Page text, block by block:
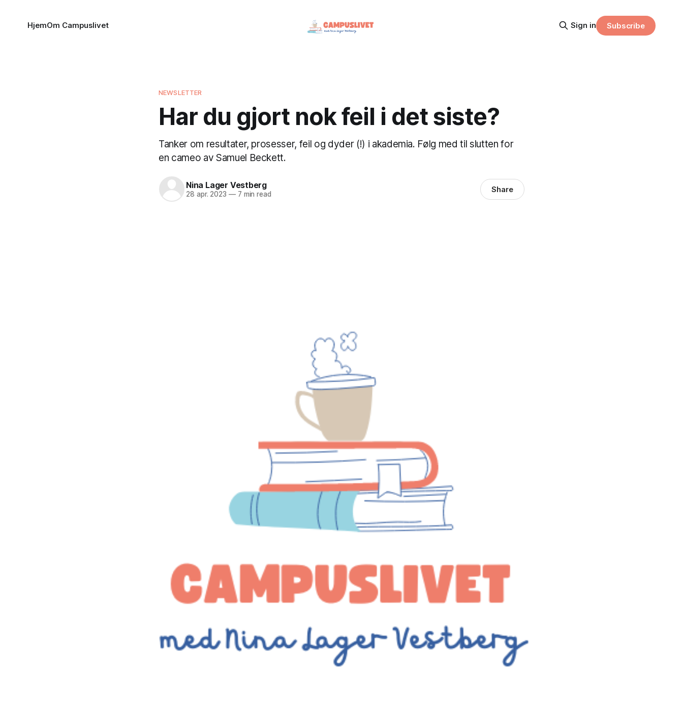
HjemOm Campuslivet Sign in Subscribe
NEWSLETTER
Har du gjort nok feil i det siste?
Tanker om resultater, prosesser, feil og dyder (!) i akademia. Følg med til slutten for
en cameo av Samuel Beckett.
Nina Lager Vestberg
28 apr. 2023 —7 min read Share